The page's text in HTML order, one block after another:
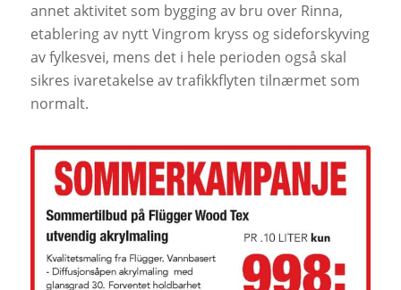
annet aktivitet som bygging av bru over Rinna,
etablering av nytt Vingrom kryss og sideforskyving
av fylkesvei, mens det i hele perioden også skal
sikres ivaretakelse av trafikkflyten tilnærmet som
normalt.